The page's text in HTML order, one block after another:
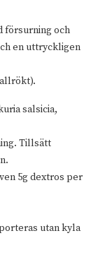
försurning och
en uttryckligen
salsicia,
Tillsätt
5g dextros per
utan kyla